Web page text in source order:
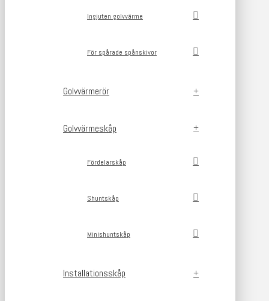
Ingjuten golvvärme
För spårade spånskivor
Golvvärmerör
Golvvärmeskåp
Fördelarskåp
Shuntskåp
Minishuntskåp
Installationsskåp